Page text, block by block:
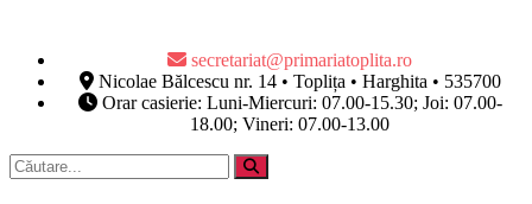
secretariat@primariatoplita.ro
Nicolae Bălcescu nr. 14 • Toplița • Harghita • 535700
Orar casierie: Luni-Miercuri: 07.00-15.30; Joi: 07.00-
18.00; Vineri: 07.00-13.00